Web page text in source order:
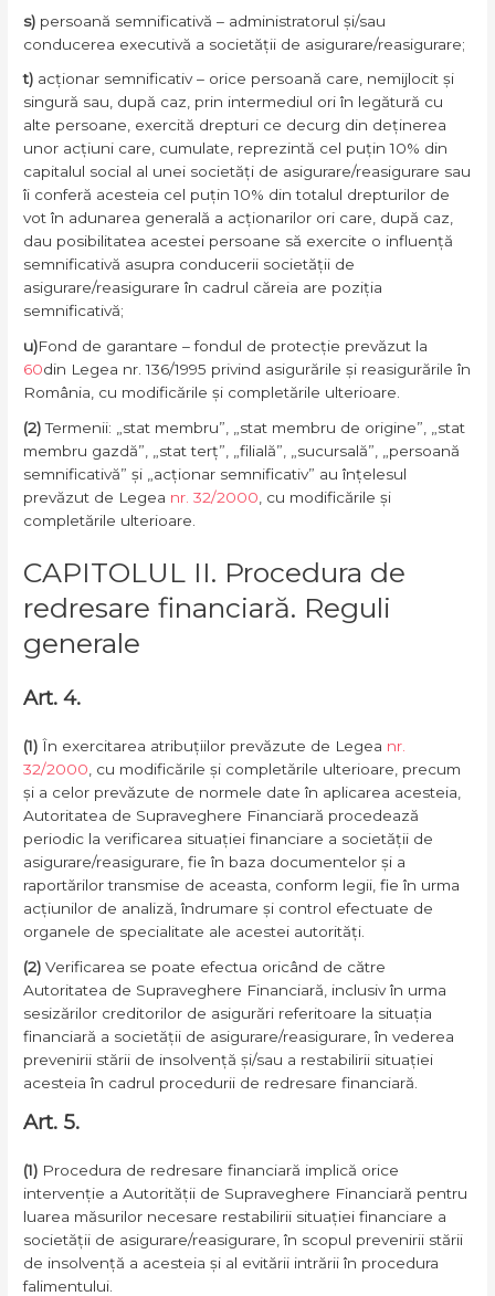
s) persoană semnificativă – administratorul și/sau
conducerea executivă a societății de asigurare/reasigurare;
t) acționar semnificativ – orice persoană care, nemijlocit și
singură sau, după caz, prin intermediul ori în legătură cu
alte persoane, exercită drepturi ce decurg din deținerea
unor acțiuni care, cumulate, reprezintă cel puțin 10% din
capitalul social al unei societăți de asigurare/reasigurare sau
îi conferă acesteia cel puțin 10% din totalul drepturilor de
vot în adunarea generală a acționarilor ori care, după caz,
dau posibilitatea acestei persoane să exercite o influență
semnificativă asupra conducerii societății de
asigurare/reasigurare în cadrul căreia are poziția
semnificativă;
u)Fond de garantare – fondul de protecție prevăzut la
60din Legea nr. 136/1995 privind asigurările și reasigurările în
România, cu modificările și completările ulterioare.
(2)Termenii: „stat membru”, „stat membru de origine”, „stat
membru gazdă”, „stat terț”, „filială”, „sucursală”, „persoană
semnificativă” și „acționar semnificativ” au înțelesul
prevăzut de Legea nr. 32/2000 , cu modificările și
completările ulterioare.
CAPITOLUL II. Procedura de
redresare financiară. Reguli
generale
Art. 4.
(1) În exercitarea atribuțiilor prevăzute de Legea nr.
32/2000 , cu modificările și completările ulterioare, precum
și a celor prevăzute de normele date în aplicarea acesteia,
Autoritatea de Supraveghere Financiară procedează
periodic la verificarea situației financiare a societății de
asigurare/reasigurare, fie în baza documentelor și a
raportărilor transmise de aceasta, conform legii, fie în urma
acțiunilor de analiză, îndrumare și control efectuate de
organele de specialitate ale acestei autorități.
(2) Verificarea se poate efectua oricând de către
Autoritatea de Supraveghere Financiară, inclusiv în urma
sesizărilor creditorilor de asigurări referitoare la situația
financiară a societății de asigurare/reasigurare, în vederea
prevenirii stării de insolvență și/sau a restabilirii situației
acesteia în cadrul procedurii de redresare financiară.
Art. 5.
(1) Procedura de redresare financiară implică orice
intervenție a Autorității de Supraveghere Financiară pentru
luarea măsurilor necesare restabilirii situației financiare a
societății de asigurare/reasigurare, în scopul prevenirii stării
de insolvență a acesteia și al evitării intrării în procedura
falimentului.